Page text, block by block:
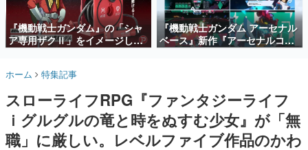
殿堂入り記事
SNS拡散数が数千以上！ ページビュー数万以上！ などな
ど。多くの人々に読まれた、電ファミ渾身の“殿堂入り”記
事をまとめました。
名作ゲームクリエイターの方々に製作時のエピソードをお
きます。
赫本
この物語を解いてはいけない。『赫本』は、〈試験問題〉
の形をした短編ホラー小説集です。
没入型のホラー体験も楽しめる
『機動戦士ガンダム』の「シャ
ア専用ザクⅡ」をイメージした
散水ホースリールが予約開始。
ークやジオン公国軍のエンブレ
『機動戦士ガンダム アーセナル
ベース』新作『アーセナルコマ
ンダー』発表！
ホーム 特集記事
スローライフRPG『ファンタジーライフ
ｉグルグルの竜と時をぬすむ少女』が「無
職」に厳しい。レベルファイブ作品のかわ